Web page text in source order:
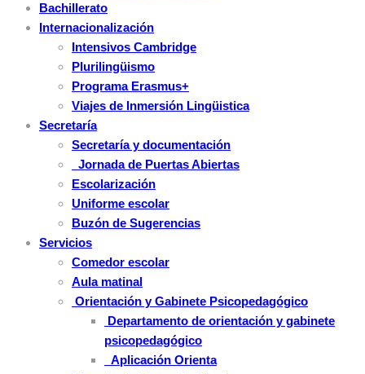
Bachillerato
Internacionalización
Intensivos Cambridge
Plurilingüismo
Programa Erasmus+
Viajes de Inmersión Lingüistica
Secretaría
Secretaría y documentación
Jornada de Puertas Abiertas
Escolarización
Uniforme escolar
Buzón de Sugerencias
Servicios
Comedor escolar
Aula matinal
Orientación y Gabinete Psicopedagógico
Departamento de orientación y gabinete
psicopedagógico
Aplicación Orienta